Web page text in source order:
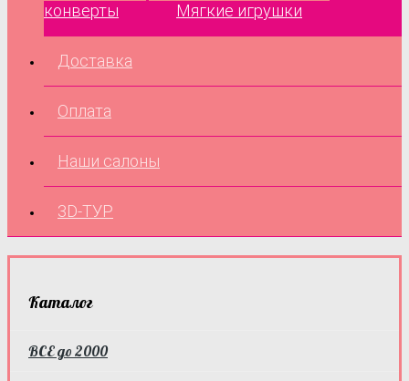
конверты Мягкие игрушки
Доставка
Оплата
Наши салоны
3D-ТУР
Каталог
ВСЕ до 2000